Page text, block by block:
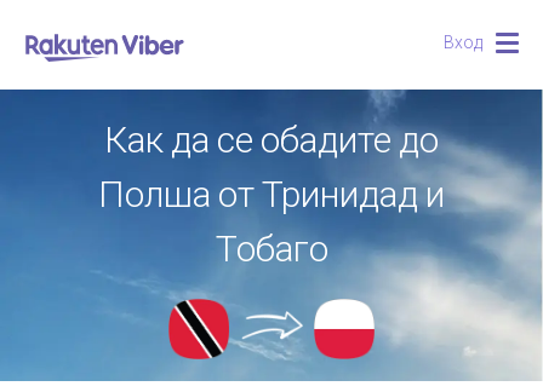
Вход
Как да се обадите до
Полша от Тринидад и
Тобаго